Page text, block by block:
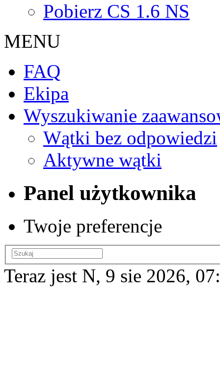
Pobierz CS 1.6 NS
MENU
FAQ
Ekipa
Wyszukiwanie
Wątki bez odpowiedzi
Aktywne wątki
Panel użytkownika
Twoje preferencje
Teraz jest N, 9 sie 2026,